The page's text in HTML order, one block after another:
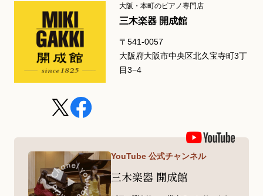
大阪・本町のピアノ専門店
三木楽器 開成館
〒541-0057
大阪府大阪市中央区北久宝寺町3丁
目3−4
YouTube 公式チャンネル
三木楽器 開成館